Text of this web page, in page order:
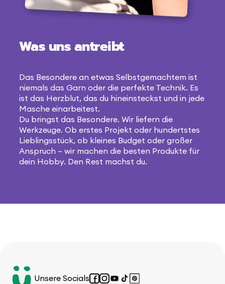
Was uns antreibt
Das Besondere an etwas Selbstgemachtem ist
niemals das Garn oder die perfekte Technik. Es
ist das Herzblut, das du hineinsteckst und in jede
Masche einarbeitest.
Du bringst das Besondere. Wir liefern die
Werkzeuge. Ob erstes Projekt oder hundertstes
Lieblingsstück, ob kleines Budget oder großer
Anspruch – wir machen die besten Produkte für
dein Hobby. Den Rest machst du.
Unsere Socials